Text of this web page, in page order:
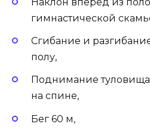
гимнастической
Сгибание и
полу,
Поднимание
на спине,
Бег 60 м,